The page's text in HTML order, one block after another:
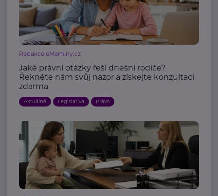
Redakce eMaminy.cz
Jaké právní otázky řeší dnešní rodiče?
Řekněte nám svůj názor a získejte konzultaci
zdarma
Aktuálně Legislativa Právo